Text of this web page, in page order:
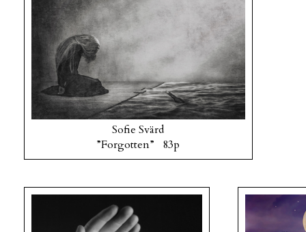
Sofie Svärd
”Forgotten” 83p